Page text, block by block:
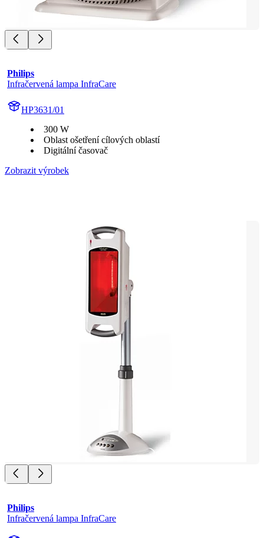
Philips
Infračervená lampa InfraCare
HP3631/01
300 W
Oblast ošetření cílových oblastí
Digitální časovač
Zobrazit výrobek
Philips
Infračervená lampa InfraCare